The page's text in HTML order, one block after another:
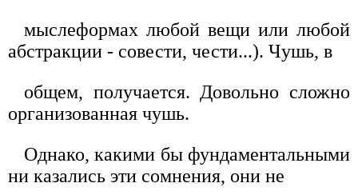
мыслеформах любой вещи или любой
абстракции - совести, чести...). Чушь, в
общем, получается. Довольно сложно
организованная чушь.
Однако, какими бы фундаментальными
ни казались эти сомнения, они не